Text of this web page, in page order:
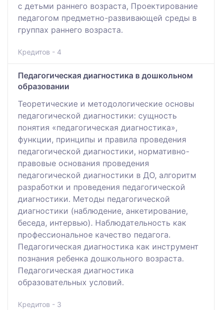
с детьми раннего возраста, Проектирование
педагогом предметно-развивающей среды в
группах раннего возраста.
Кредитов - 4
Педагогическая диагностика в дошкольном
образовании
Теоретические и методологические основы
педагогической диагностики: сущность
понятия «педагогическая диагностика»,
функции, принципы и правила проведения
педагогической диагностики, нормативно-
правовые основания проведения
педагогической диагностики в ДО, алгоритм
разработки и проведения педагогической
диагностики. Методы педагогической
диагностики (наблюдение, анкетирование,
беседа, интервью). Наблюдательность как
профессиональное качество педагога.
Педагогическая диагностика как инструмент
познания ребенка дошкольного возраста.
Педагогическая диагностика
образовательных условий.
Кредитов - 3